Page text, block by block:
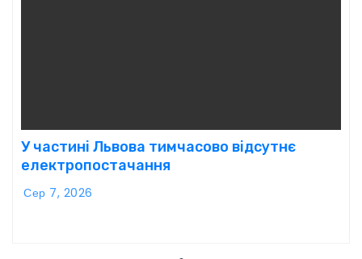
У частині Львова тимчасово відсутнє
електропостачання
Сер 7, 2026